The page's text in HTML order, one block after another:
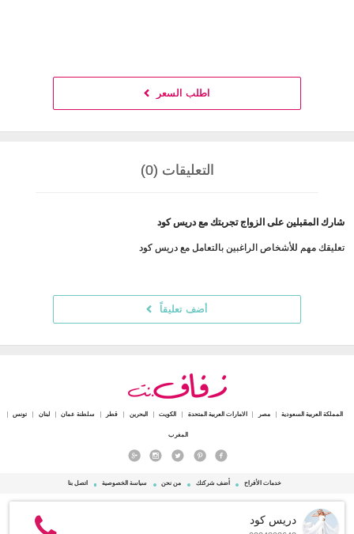
اطلب السعر
التعليقات (0)
شارك المقبلين على الزواج تجربتك مع دريس كود
تعليقك مهم للأشخاص الراغبين بالتعامل مع دريس كود
أضف تعليقاً
دريس كود
المملكة العربية السعودية مصر الامارات العربية المتحدة الكويت البحرين قطر سلطنة عمان لبنان تونس
المغرب
خدمات الأفراح أضف شركتك من نحن سياسة الخصوصية اتصل بنا